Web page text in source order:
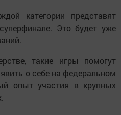
категории представят
Это будет уже
такие игры помогут
о себе на федеральном
опыт участия в крупных